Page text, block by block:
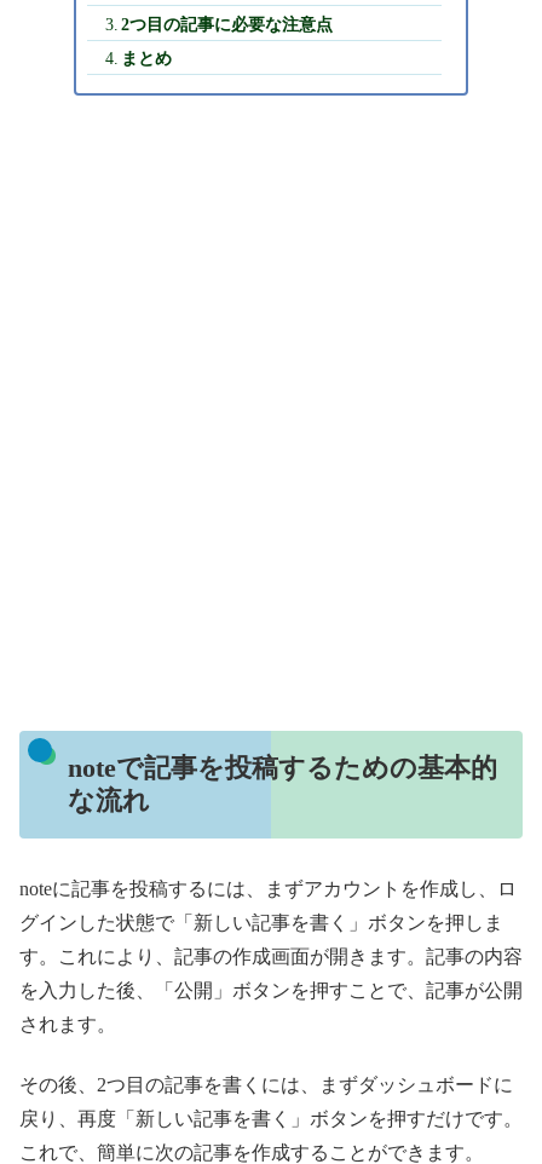
2つ目の記事に必要な注意点
まとめ
noteで記事を投稿するための基本的
な流れ
noteに記事を投稿するには、まずアカウントを作成し、ロ
グインした状態で「新しい記事を書く」ボタンを押しま
す。これにより、記事の作成画面が開きます。記事の内容
を入力した後、「公開」ボタンを押すことで、記事が公開
されます。
その後、2つ目の記事を書くには、まずダッシュボードに
戻り、再度「新しい記事を書く」ボタンを押すだけです。
これで、簡単に次の記事を作成することができます。